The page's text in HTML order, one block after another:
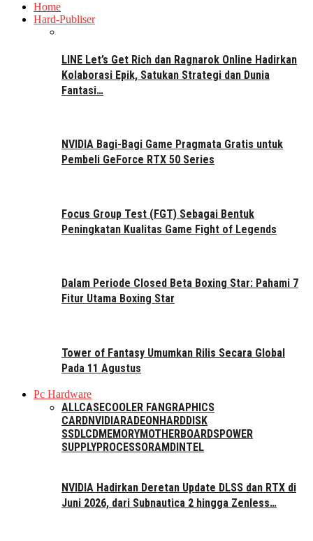
Home
Hard-Publiser
LINE Let’s Get Rich dan Ragnarok Online Hadirkan
Kolaborasi Epik, Satukan Strategi dan Dunia
Fantasi…
NVIDIA Bagi-Bagi Game Pragmata Gratis untuk
Pembeli GeForce RTX 50 Series
Focus Group Test (FGT) Sebagai Bentuk
Peningkatan Kualitas Game Fight of Legends
Dalam Periode Closed Beta Boxing Star: Pahami 7
Fitur Utama Boxing Star
Tower of Fantasy Umumkan Rilis Secara Global
Pada 11 Agustus
Pc Hardware
ALLCASECOOLER FAN GRAPHICS
CARDNVIDIARADEON HARDDISK
SSDLCDMEMORYMOTHERBOARDSPOWER
SUPPLYPROCESSORAMD INTEL
NVIDIA Hadirkan Deretan Update DLSS dan RTX di
Juni 2026, dari Subnautica 2 hingga Zenless…